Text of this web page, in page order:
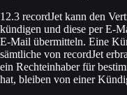
12.3 recordJet kann den
kündigen und diese per E-
E-Mail übermitteln. Eine
sämtliche von recordJet
ein Rechteinhaber für
hat, bleiben von einer